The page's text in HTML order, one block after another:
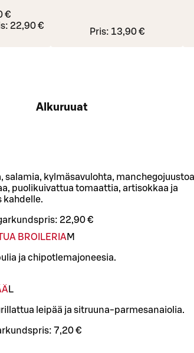
€
22,90 €
Pris: 13,90 €
Alkuruuat
salamia, kylmäsavulohta,
puolikuivattua tomaattia, artisokkaa ja
kahdelle.
22,90 €
BROILERIA M
ja chipotlemajoneesia.
L
leipää ja sitruuna-parmesanaiolia.
7,20 €